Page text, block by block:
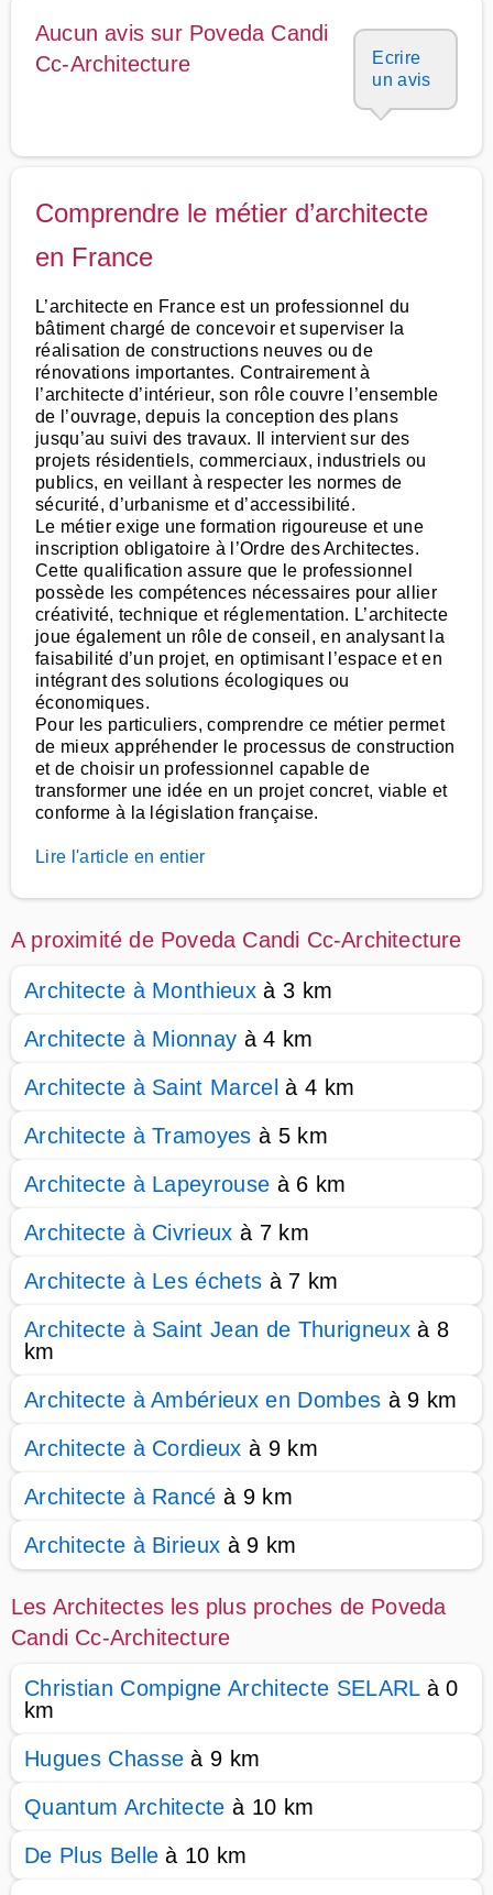
Aucun avis sur Poveda Candi
Cc-Architecture
Ecrire
un avis
Comprendre le métier d’architecte
en France
L’architecte en France est un professionnel du
bâtiment chargé de concevoir et superviser la
réalisation de constructions neuves ou de
rénovations importantes. Contrairement à
l’architecte d’intérieur, son rôle couvre l’ensemble
de l’ouvrage, depuis la conception des plans
jusqu’au suivi des travaux. Il intervient sur des
projets résidentiels, commerciaux, industriels ou
publics, en veillant à respecter les normes de
sécurité, d’urbanisme et d’accessibilité.
Le métier exige une formation rigoureuse et une
inscription obligatoire à l’Ordre des Architectes.
Cette qualification assure que le professionnel
possède les compétences nécessaires pour allier
créativité, technique et réglementation. L’architecte
joue également un rôle de conseil, en analysant la
faisabilité d’un projet, en optimisant l’espace et en
intégrant des solutions écologiques ou
économiques.
Pour les particuliers, comprendre ce métier permet
de mieux appréhender le processus de construction
et de choisir un professionnel capable de
transformer une idée en un projet concret, viable et
conforme à la législation française.
Lire l'article en entier
A proximité de Poveda Candi Cc-Architecture
Architecte à Monthieux à 3 km
Architecte à Mionnay à 4 km
Architecte à Saint Marcel à 4 km
Architecte à Tramoyes à 5 km
Architecte à Lapeyrouse à 6 km
Architecte à Civrieux à 7 km
Architecte à Les échets à 7 km
Architecte à Saint Jean de Thurigneuxà 8
km
Architecte à Ambérieux en Dombes à 9 km
Architecte à Cordieux à 9 km
Architecte à Rancé à 9 km
Architecte à Birieux à 9 km
Les Architectes les plus proches de Poveda
Candi Cc-Architecture
Christian Compigne Architecte SELARLà 0
km
Hugues Chasse à 9 km
Quantum Architecte à 10 km
De Plus Belle à 10 km